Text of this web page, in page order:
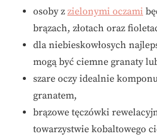
osoby z zielonymi oczami
brązach, złotach oraz
dla niebieskowłosych
mogą być ciemne granaty
szare oczy idealnie
granatem,
brązowe tęczówki
towarzystwie kobaltowego